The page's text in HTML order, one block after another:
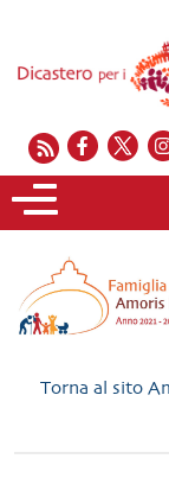
Torna al sito